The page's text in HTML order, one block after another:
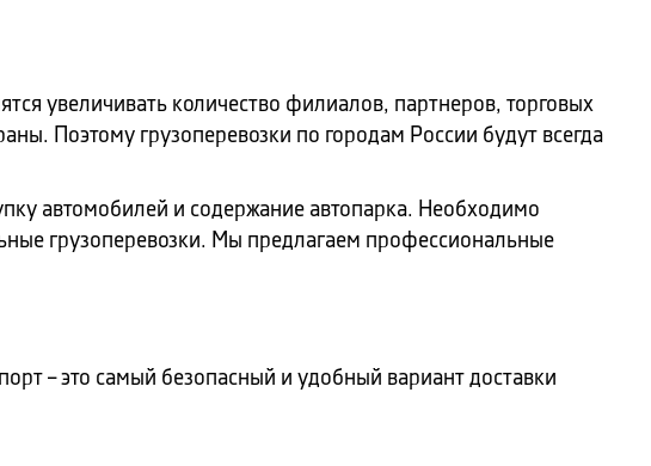
увеличивать количество филиалов, партнеров, торговых
Поэтому грузоперевозки по городам России будут всегда
автомобилей и содержание автопарка. Необходимо
грузоперевозки. Мы предлагаем профессиональные
– это самый безопасный и удобный вариант доставки